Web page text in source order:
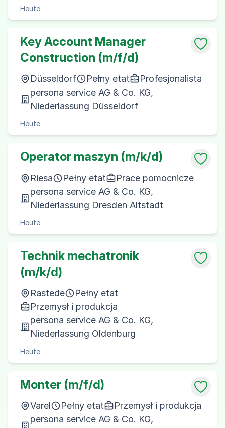
Heute
Key Account Manager
Construction (m/f/d)
Düsseldorf Pełny etat
Profesjonalista
persona service AG & Co. KG,
Niederlassung Düsseldorf
Heute
Operator maszyn (m/k/d)
Riesa Pełny etat
Prace pomocnicze
persona service AG & Co. KG,
Niederlassung Dresden Altstadt
Heute
Technik mechatronik
(m/k/d)
Rastede
Pełny etat
Przemysł i produkcja
persona service AG & Co. KG,
Niederlassung Oldenburg
Heute
Monter (m/f/d)
Varel Pełny etat
Przemysł i produkcja
persona service AG & Co. KG,